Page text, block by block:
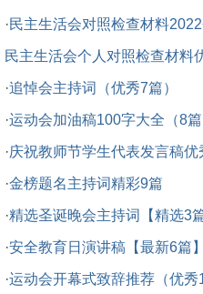
·民主生活会对照检查材料
民主生活会个人对照检查材料
·追悼会主持词（优秀7篇）
·运动会加油稿100字大全（8篇
·庆祝教师节学生代表发言稿优
·金榜题名主持词精彩9篇
·精选圣诞晚会主持词【精选3篇
·安全教育日演讲稿【最新6篇】
·运动会开幕式致辞推荐（优秀